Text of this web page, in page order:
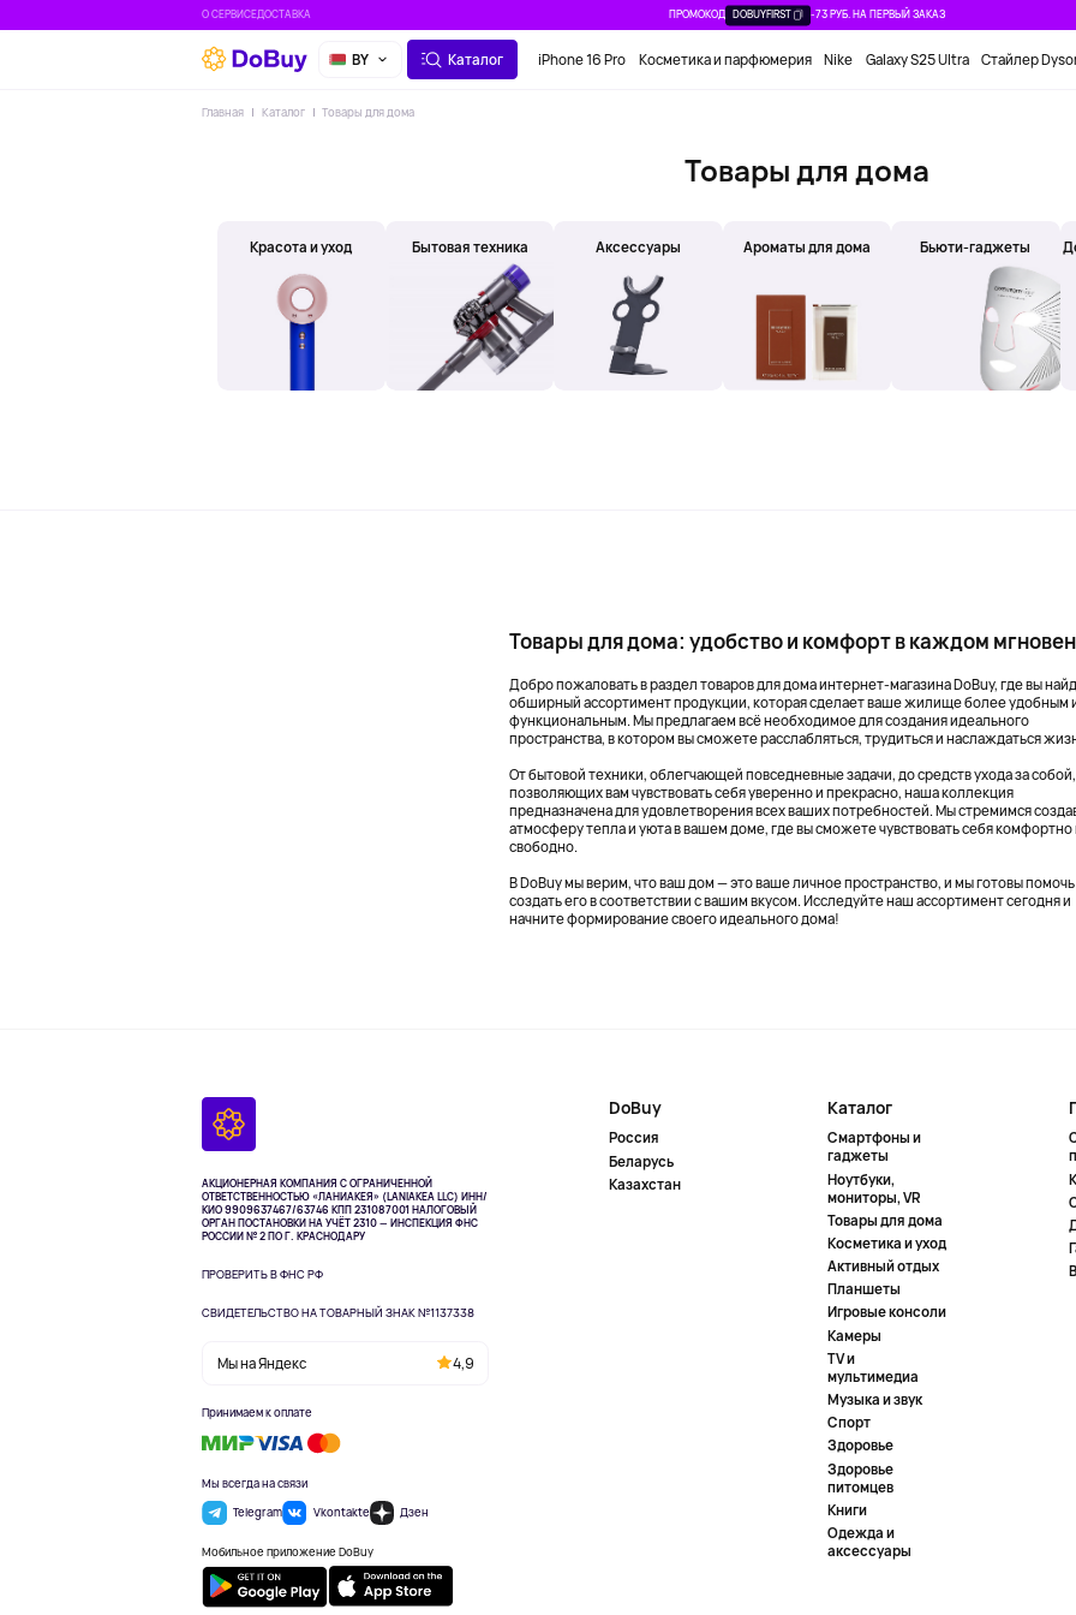
О СЕРВИСЕДОСТАВКА ПРОМОКОД DOBUYFIRST -73 РУБ. НА ПЕРВЫЙ ЗАКАЗ
BY Каталог iPhone 16 Pro Косметика и парфюмерия Nike Galaxy S25 Ultra Стайлер
Главная Каталог Товары для дома
Товары для дома
Красота и уход Бытовая техника Аксессуары Ароматы для дома Бьюти-гаджеты
Товары для дома: удобство и комфорт в каждом
Добро пожаловать в раздел товаров для дома интернет-магазина DoBuy, где вы
обширный ассортимент продукции, которая сделает ваше жилище более удобным
функциональным. Мы предлагаем всё необходимое для создания идеального
пространства, в котором вы сможете расслабляться, трудиться и наслаждаться
От бытовой техники, облегчающей повседневные задачи, до средств ухода за собой,
позволяющих вам чувствовать себя уверенно и прекрасно, наша коллекция
предназначена для удовлетворения всех ваших потребностей. Мы стремимся
атмосферу тепла и уюта в вашем доме, где вы сможете чувствовать себя комфортно
свободно.
В DoBuy мы верим, что ваш дом — это ваше личное пространство, и мы готовы помочь
создать его в соответствии с вашим вкусом. Исследуйте наш ассортимент сегодня и
начните формирование своего идеального дома!
АКЦИОНЕРНАЯ КОМПАНИЯ С ОГРАНИЧЕННОЙ
ОТВЕТСТВЕННОСТЬЮ «ЛАНИАКЕЯ» (LANIAKEA LLC) ИНН/
КИО 9909637467/63746 КПП 231087001НАЛОГОВЫЙ
ОРГАН ПОСТАНОВКИ НА УЧЁТ 2310 — ИНСПЕКЦИЯ ФНС
РОССИИ № 2 ПО Г. КРАСНОДАРУ
ПРОВЕРИТЬ В ФНС РФ
СВИДЕТЕЛЬСТВО НА ТОВАРНЫЙ ЗНАК №1137338
Мы на Яндекс 4,9
Принимаем к оплате
Мы всегда на связи
Telegram
Vkontakte Дзен
Мобильное приложение DoBuy
DoBuy
Россия
Беларусь
Казахстан
Каталог
Смартфоны и
гаджеты
Ноутбуки,
мониторы, VR
Товары для дома
Косметика и уход
Активный отдых
Планшеты
Игровые консоли
Камеры
TV и
мультимедиа
Музыка и звук
Спорт
Здоровье
Здоровье
питомцев
Книги
Одежда и
аксессуары